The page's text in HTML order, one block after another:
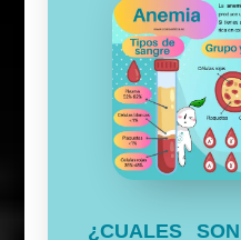
¿CUALES